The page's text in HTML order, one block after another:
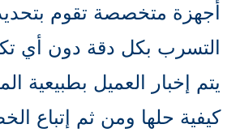
أجهزة متخصصة تقوم
التسرب بكل دقة دون أي
يتم إخبار العميل بطبيعية
كيفية حلها ومن ثم إتباع